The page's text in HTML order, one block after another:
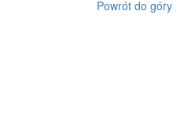
Powrót do góry